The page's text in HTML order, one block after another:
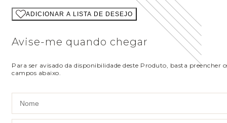
ADICIONAR A LISTA DE DESEJO
Avise-me quando chegar
Para ser avisado da disponibilidade deste Produto, basta preencher
campos abaixo.